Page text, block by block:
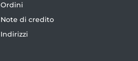
Ordini
Note di credito
Indirizzi